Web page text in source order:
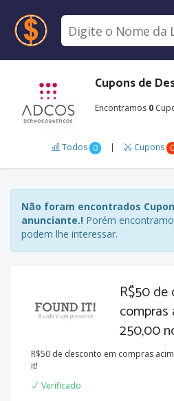
Cupons de
Encontramos 0
Todos 0 | Cupons 0
Não foram encontrados
anunciante.! Porém
podem lhe interessar.
R$50
compras
250,00
R$50 de desconto em compras
it!
Verificado